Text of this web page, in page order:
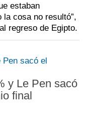
estaban
cosa no resultó”,
regreso de Egipto.
y Le Pen sacó
final